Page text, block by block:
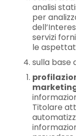
analisi
per
servizi
le
sulla base
Titolare